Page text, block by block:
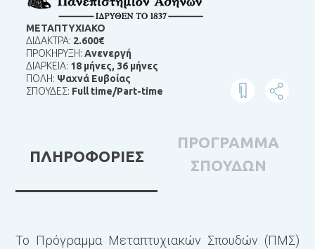
ΜΕΤΑΠΤΥΧΙΑΚΟ
ΔΙΔΑΚΤΡΑ: 2.600€
ΠΡΟΚΗΡΥΞΗ:Ανενεργή
ΔΙΑΡΚΕΙΑ: 18 μήνες, 36 μήνες
ΠΟΛΗ: Ψαχνά Ευβοίας
ΣΠΟΥΔΕΣ: Full time/Part-time
ΠΛΗΡΟΦΟΡΙΕΣ
ΠΡΟΓΡΑΜΜΑ
ΣΠΟΥΔΩΝ
Το Πρόγραμμα Μεταπτυχιακών Σπουδών (ΠΜΣ)